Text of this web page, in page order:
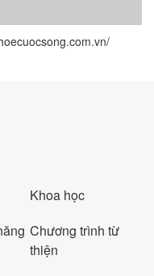
Khoa học
Chương trình từ
thiện